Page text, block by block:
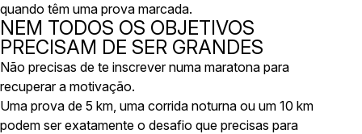
quando têm uma prova marcada.
NEM TODOS OS OBJETIVOS
PRECISAM DE SER GRANDES
Não precisas de te inscrever numa maratona para
recuperar a motivação.
Uma prova de 5 km, uma corrida noturna ou um 10 km
podem ser exatamente o desafio que precisas para